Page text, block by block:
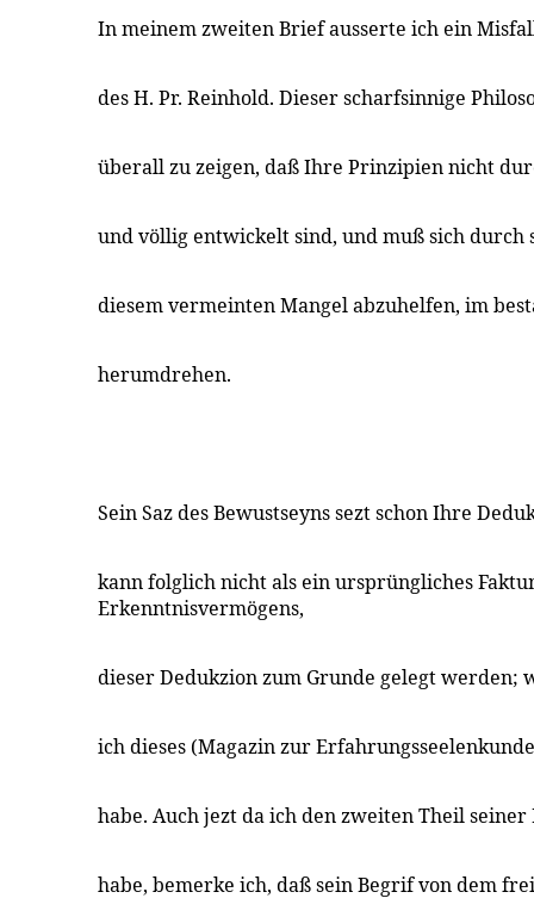
In meinem zweiten Brief ausserte ich ein
des H. Pr. Reinhold. Dieser scharfsinnige
überall zu zeigen, daß Ihre Prinzipien nicht
und völlig entwickelt sind, und muß sich durch
diesem vermeinten Mangel abzuhelfen, im
herumdrehen.
Sein Saz des Bewustseyns sezt schon Ihre
kann folglich nicht als ein ursprüngliches
Erkenntnisvermögens,
dieser Dedukzion zum Grunde gelegt werden;
ich dieses (Magazin zur
habe. Auch jezt da ich den zweiten Theil seiner
habe, bemerke ich, daß sein Begrif von dem